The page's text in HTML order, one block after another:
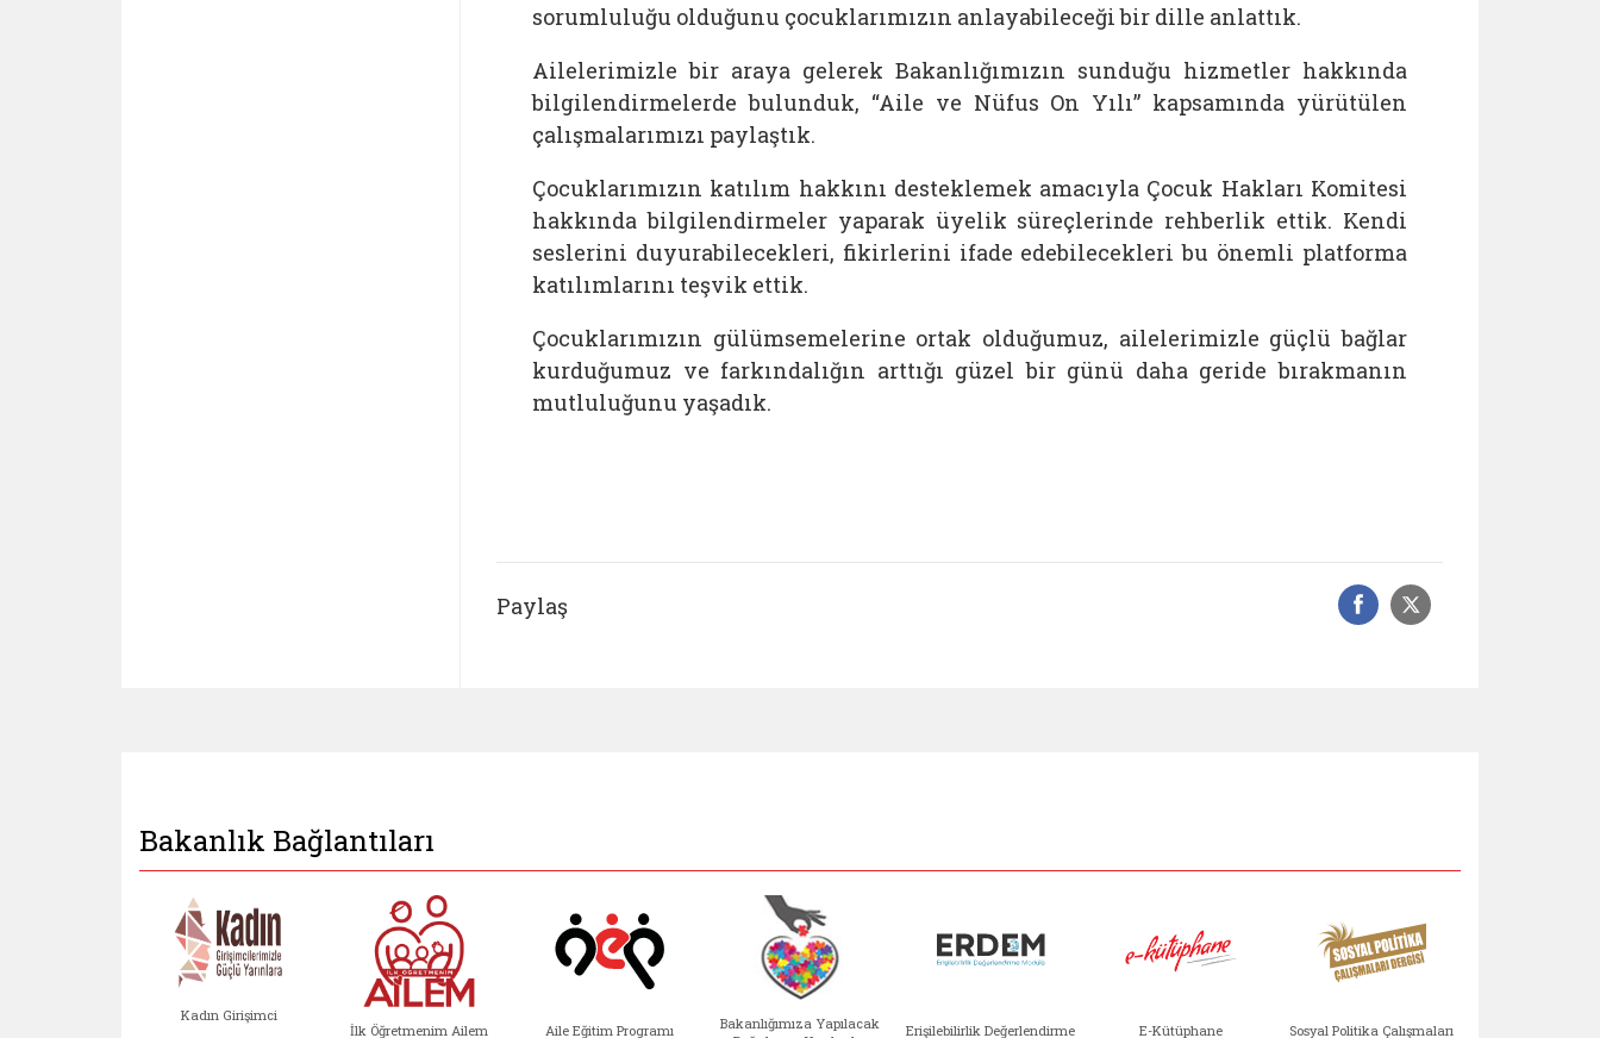
sorumluluğu olduğunu çocuklarımızın anlayabileceği bir dille anlattık.
Ailelerimizle bir araya gelerek Bakanlığımızın sunduğu hizmetler hakkında
bilgilendirmelerde bulunduk, “Aile ve Nüfus On Yılı” kapsamında yürütülen
çalışmalarımızı paylaştık.
Çocuklarımızın katılım hakkını desteklemek amacıyla Çocuk Hakları Komitesi
hakkında bilgilendirmeler yaparak üyelik süreçlerinde rehberlik ettik. Kendi
seslerini duyurabilecekleri, fikirlerini ifade edebilecekleri bu önemli platforma
katılımlarını teşvik ettik.
Çocuklarımızın gülümsemelerine ortak olduğumuz, ailelerimizle güçlü bağlar
kurduğumuz ve farkındalığın arttığı güzel bir günü daha geride bırakmanın
mutluluğunu yaşadık.
Paylaş Facebook
Sosyal
Bakanlık Bağlantıları
Kadın Girişimci
İlk Öğretmenim Ailem Aile Eğitim Programı
Bakanlığımıza Yapılacak
Erişilebilirlik Değerlendirme
E-Kütüphane
Sosyal Politika Çalışmaları